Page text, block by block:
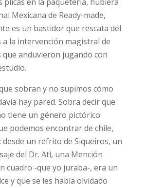
Mexicana de Ready-made,
es un bastidor que rescata del
a la intervención magistral de
anduvieron jugando con
sobran y no supimos cómo
hay pared. Sobra decir que
tiene un género pictórico
podemos encontrar de chile,
desde un refrito de Siqueiros, un
del Dr. Atl, una Mención
cuadro -que yo juraba-, era un
y que se les había olvidado